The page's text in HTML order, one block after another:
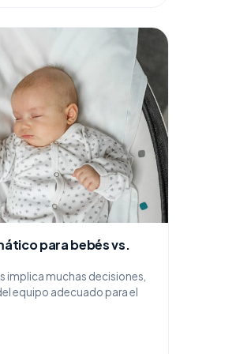
para bebés vs.
implica muchas decisiones,
equipo adecuado para el